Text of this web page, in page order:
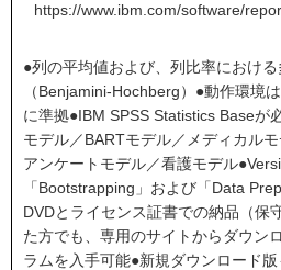
https://www.ibm.com/software/
●列の平均値および、列比率におけ
（Benjamini-Hochberg）●動作環境
に準拠●IBM SPSS Statistics Baseが
モデル／BARTモデル／メディカル
アンケートモデル／看護モデル
「Bootstrapping」および「Data
DVDとライセンス証書での納品（保
た方でも、専用のサイトからダウン
ラムを入手可能●新規ダウンロード